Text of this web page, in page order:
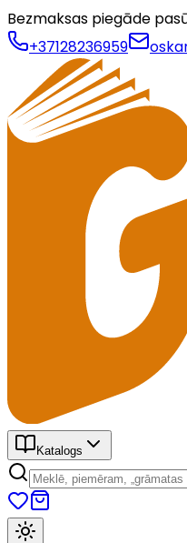
Bezmaksas piegāde
+37128236959
Katalogs